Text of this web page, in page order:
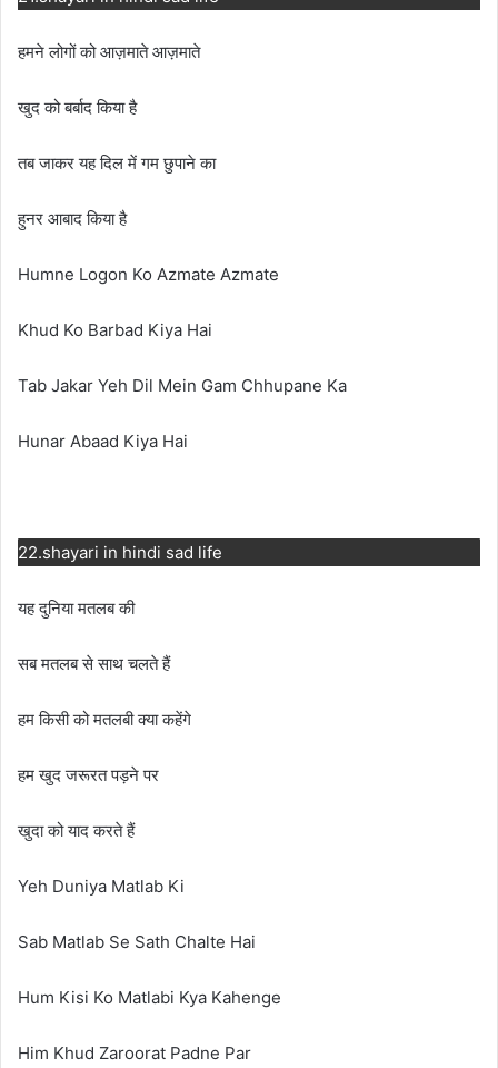
हमने लोगों को आज़माते आज़माते
खुद को बर्बाद किया है
तब जाकर यह दिल में गम छुपाने का
हुनर आबाद किया है
Humne Logon Ko Azmate Azmate
Khud Ko Barbad Kiya Hai
Tab Jakar Yeh Dil Mein Gam Chhupane Ka
Hunar Abaad Kiya Hai
22.shayari in hindi sad life
यह दुनिया मतलब की
सब मतलब से साथ चलते हैं
हम किसी को मतलबी क्या कहेंगे
हम खुद जरूरत पड़ने पर
खुदा को याद करते हैं
Yeh Duniya Matlab Ki
Sab Matlab Se Sath Chalte Hai
Hum Kisi Ko Matlabi Kya Kahenge
Him Khud Zaroorat Padne Par